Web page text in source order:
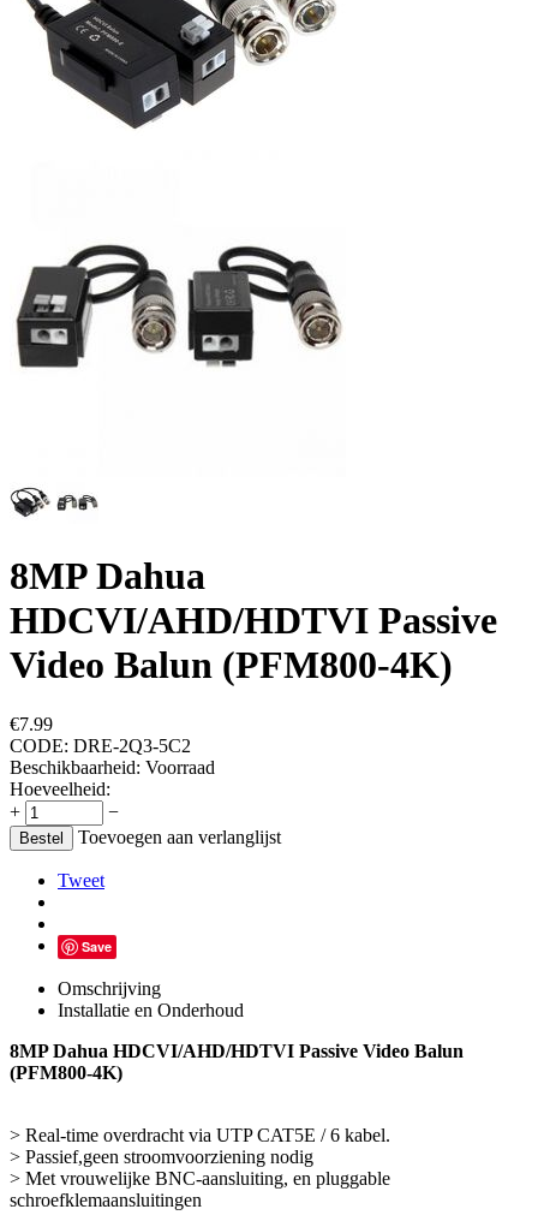
8MP Dahua
HDCVI/AHD/HDTVI Passive
Video Balun (PFM800-4K)
€7.99
CODE: DRE-2Q3-5C2
Beschikbaarheid: Voorraad
Hoeveelheid:
+
−
Bestel Toevoegen aan verlanglijst
Tweet
Save
Omschrijving
Installatie en Onderhoud
8MP Dahua HDCVI/AHD/HDTVI Passive Video Balun
(PFM800-4K)
> Real-time overdracht via UTP CAT5E / 6 kabel.
> Passief,geen stroomvoorziening nodig
> Met vrouwelijke BNC-aansluiting, en pluggable
schroefklemaansluitingen